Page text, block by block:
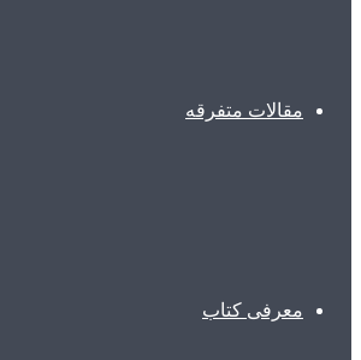
مقالات متفرقه
معرفی کتاب